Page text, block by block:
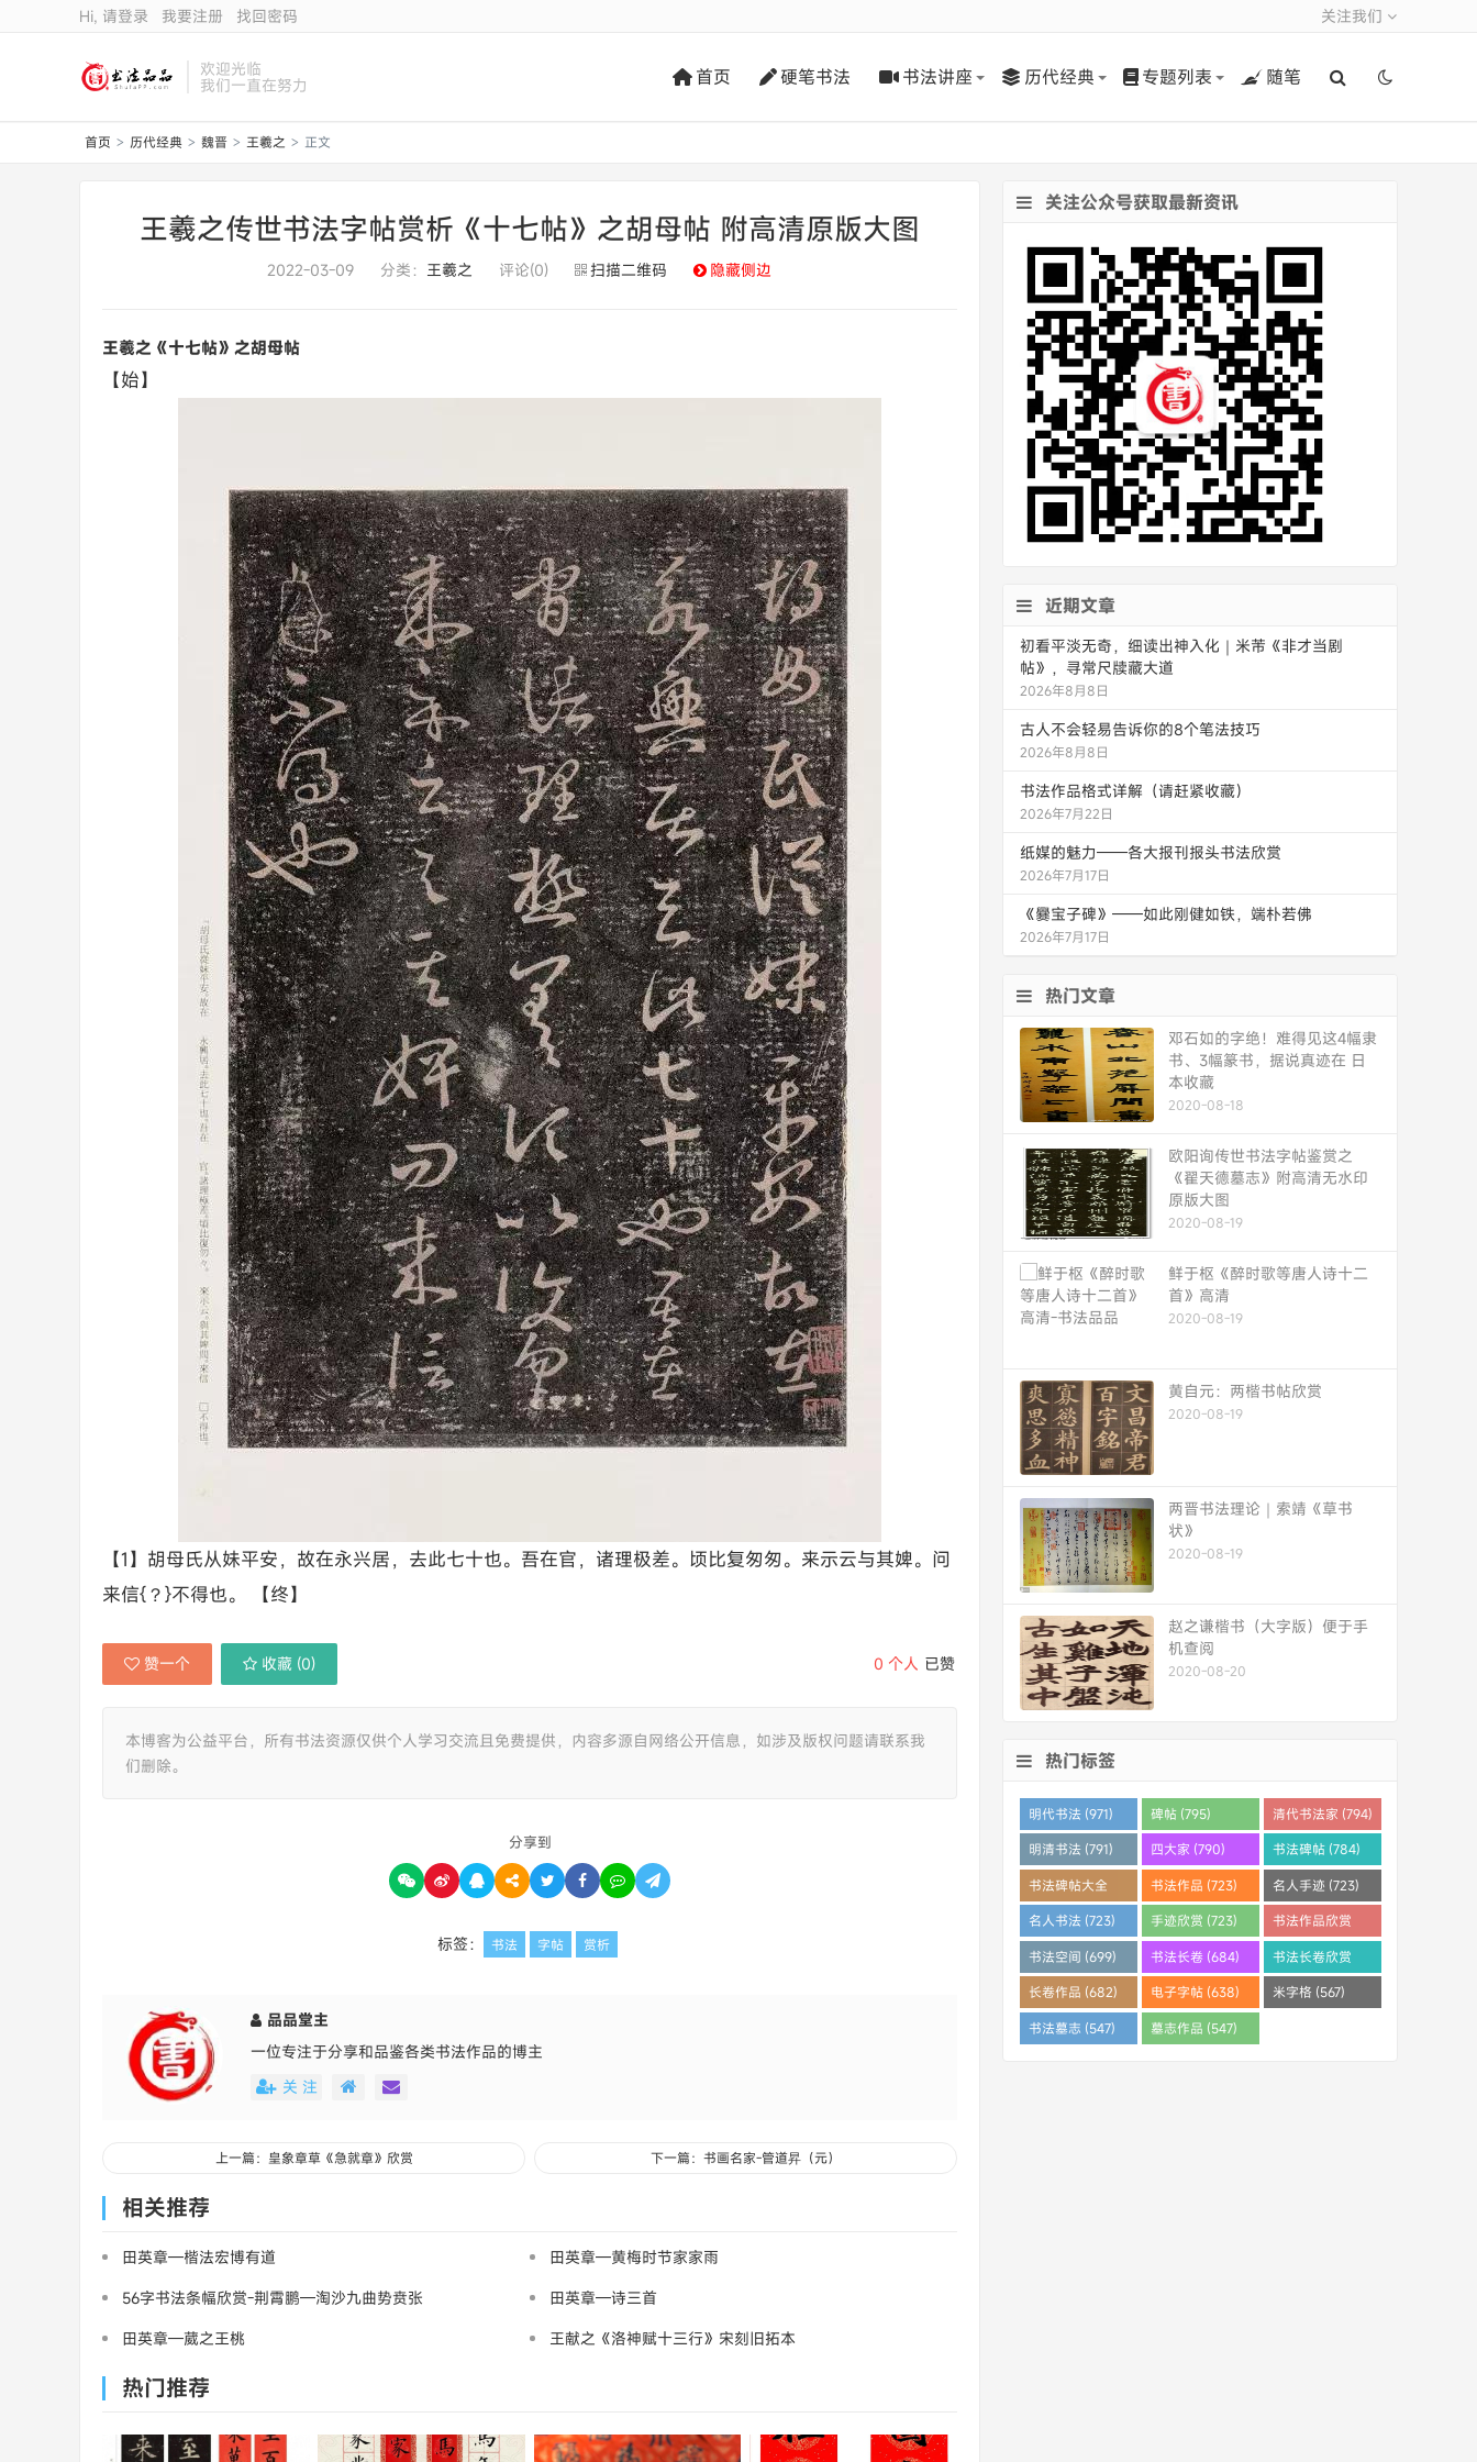
关注我们
Hi, 请登录 我要注册 找回密码
欢迎光临
我们一直在努力 首页 硬笔书法 书法讲座 历代经典 专题列表 随笔
首页 > 历代经典 > 魏晋 > 王羲之 > 正文
王羲之传世书法字帖赏析《十七帖》之胡母帖 附高清原版大图
2022-03-09 分类： 王羲之 评论(0) 扫描二维码 隐藏侧边
王羲之《十七帖》之胡母帖
【始】
【1】胡母氏从妹平安，故在永兴居，去此七十也。吾在官，诸理极差。顷比复匆匆。来示云与其婢。问
来信{？}不得也。 【终】
0 个人 已赞
赞一个 收藏 (0)
本博客为公益平台，所有书法资源仅供个人学习交流且免费提供，内容多源自网络公开信息，如涉及版权问题请联系我
们删除。
分享到
标签： 书法 字帖 赏析
品品堂主
一位专注于分享和品鉴各类书法作品的博主
关 注
上一篇：皇象章草《急就章》欣赏 下一篇：书画名家-管道昇（元）
相关推荐
田英章—楷法宏博有道
田英章—黄梅时节家家雨
56字书法条幅欣赏-荆霄鹏—淘沙九曲势贲张
田英章—诗三首
田英章—葳之王桃
王献之《洛神赋十三行》宋刻旧拓本
热门推荐
关注公众号获取最新资讯
近期文章
初看平淡无奇，细读出神入化｜米芾《非才当剧
帖》，寻常尺牍藏大道
2026年8月8日
古人不会轻易告诉你的8个笔法技巧
2026年8月8日
书法作品格式详解（请赶紧收藏）
2026年7月22日
纸媒的魅力——各大报刊报头书法欣赏
2026年7月17日
《爨宝子碑》——如此刚健如铁，端朴若佛
2026年7月17日
热门文章
邓石如的字绝！难得见这4幅隶
书、3幅篆书，据说真迹在 日
本收藏
2020-08-18
欧阳询传世书法字帖鉴赏之
《翟天德墓志》附高清无水印
原版大图
2020-08-19
鲜于枢《醉时歌等唐人诗十二
首》高清
2020-08-19
黄自元：两楷书帖欣赏
2020-08-19
两晋书法理论｜索靖《草书
状》
2020-08-19
赵之谦楷书（大字版）便于手
机查阅
2020-08-20
热门标签
明代书法 (971) 碑帖 (795) 清代书法家 (794)
明清书法 (791) 四大家 (790) 书法碑帖 (784)
书法碑帖大全
(784)
书法作品 (723) 名人手迹 (723)
名人书法 (723) 手迹欣赏 (723)
书法作品欣赏
(710)
书法空间 (699) 书法长卷 (684)
书法长卷欣赏
(682)
长卷作品 (682) 电子字帖 (638) 米字格 (567)
书法墓志 (547) 墓志作品 (547)